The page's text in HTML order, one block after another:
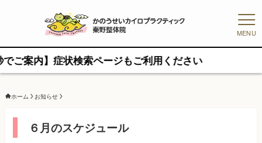
MENU
症状検索ページもご利用ください
ホーム お知らせ
６月のスケジュール